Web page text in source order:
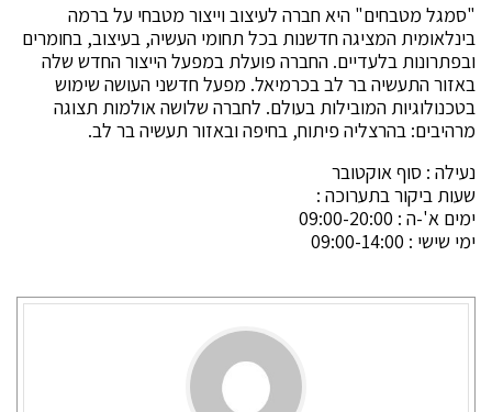
"סמגל מטבחים" היא חברה לעיצוב וייצור מטבחי על ברמה
בינלאומית המציגה חדשנות בכל תחומי העשיה, בעיצוב, בחומרים
ובפתרונות בלעדיים. החברה פועלת במפעל הייצור החדש שלה
באזור התעשיה בר לב בכרמיאל. מפעל חדשני העושה שימוש
בטכנולוגיות המובילות בעולם. לחברה שלושה אולמות תצוגה
מרהיבים: בהרצליה פיתוח, בחיפה ובאזור תעשיה בר לב.
נעילה : סוף אוקטובר
שעות ביקור בתערוכה :
ימים א'-ה : 09:00-20:00
ימי שישי : 09:00-14:00